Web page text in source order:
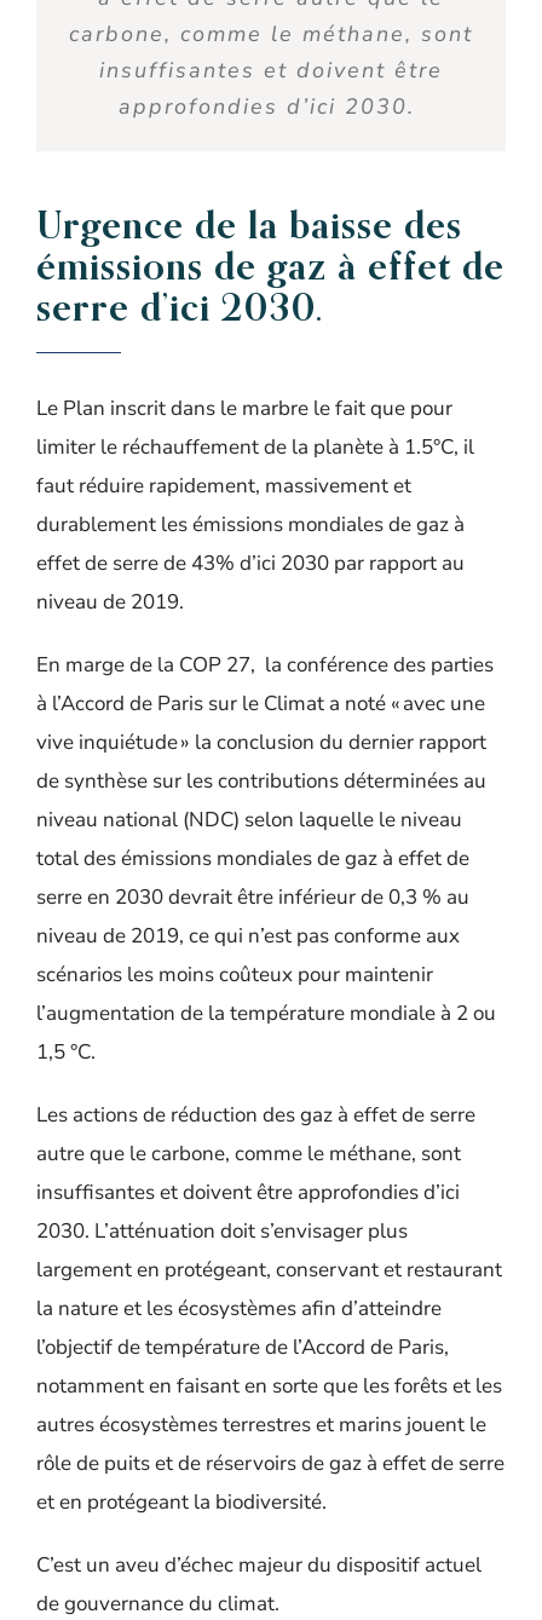
carbone, comme le méthane, sont
insuffisantes et doivent être
approfondies d’ici 2030.
Urgence de la baisse des
émissions de gaz à effet de
serre d’ici 2030.
Le Plan inscrit dans le marbre le fait que pour
limiter le réchauffement de la planète à 1.5°C, il
faut réduire rapidement, massivement et
durablement les émissions mondiales de gaz à
effet de serre de 43% d’ici 2030 par rapport au
niveau de 2019.
En marge de la COP 27, la conférence des parties
à l’Accord de Paris sur le Climat a noté « avec une
vive inquiétude » la conclusion du dernier rapport
de synthèse sur les contributions déterminées au
niveau national (NDC) selon laquelle le niveau
total des émissions mondiales de gaz à effet de
serre en 2030 devrait être inférieur de 0,3 % au
niveau de 2019, ce qui n’est pas conforme aux
scénarios les moins coûteux pour maintenir
l’augmentation de la température mondiale à 2 ou
1,5 °C.
Les actions de réduction des gaz à effet de serre
autre que le carbone, comme le méthane, sont
insuffisantes et doivent être approfondies d’ici
2030. L’atténuation doit s’envisager plus
largement en protégeant, conservant et restaurant
la nature et les écosystèmes afin d’atteindre
l’objectif de température de l’Accord de Paris,
notamment en faisant en sorte que les forêts et les
autres écosystèmes terrestres et marins jouent le
rôle de puits et de réservoirs de gaz à effet de serre
et en protégeant la biodiversité.
C’est un aveu d’échec majeur du dispositif actuel
de gouvernance du climat.